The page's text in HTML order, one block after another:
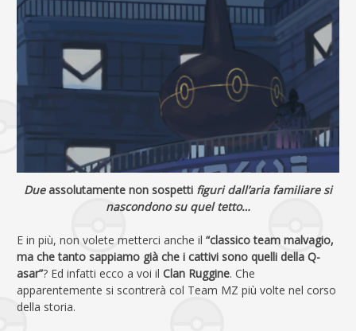
Dueassolutamente non sospetti figuri dall’aria familiare si
nascondono su quel tetto…
E in più, non volete metterci anche il “classico team malvagio,
ma che tanto sappiamo già che i cattivi sono quelli della Q-
asar”? Ed infatti ecco a voi il Clan Ruggine. Che
apparentemente si scontrerà col Team MZ più volte nel corso
della storia.